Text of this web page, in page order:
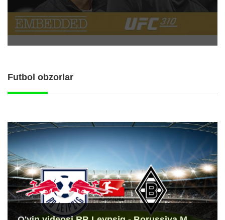
Futbol obzorlar